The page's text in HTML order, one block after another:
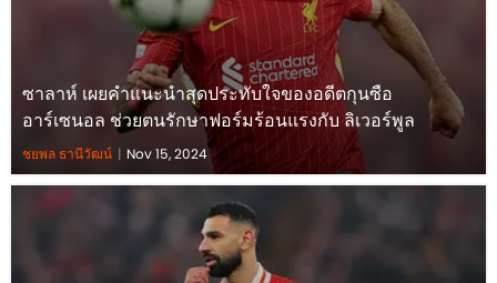
ซาลาห์ เผยคำแนะนำสุดประทับใจของอดีตกุนซือ
อาร์เซนอล ช่วยตนรักษาฟอร์มร้อนแรงกับ ลิเวอร์พูล
ชยพล ธานีวัฒน์ | Nov 15, 2024